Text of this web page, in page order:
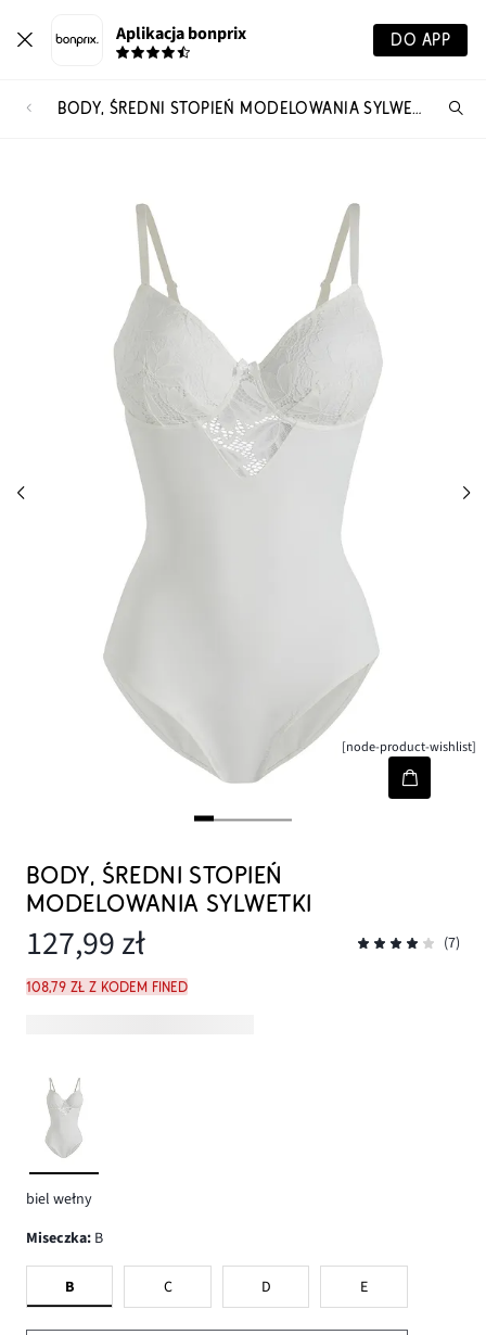
Aplikacja bonprix DO APP
BODY, ŚREDNI STOPIEŃ MODELOWANIA SYLWETKI
[node-product-wishlist]
BODY, ŚREDNI STOPIEŃ
MODELOWANIA SYLWETKI
127,99 zł (7)
108,79 zł z kodem FINED
biel wełny
Miseczka: B
B C D E